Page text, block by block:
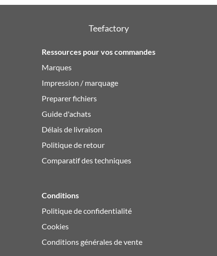
Teefactory
Ressources pour vos commandes
Marques
Impression / marquage
Preparer fichiers
Guide d'achats
Délais de livraison
Politique de retour
Comparatif des techniques
Conditions
Politique de confidentialité
Cookies
Conditions générales de vente